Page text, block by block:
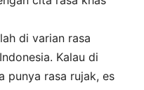
di varian rasa
Kalau di
punya rasa rujak, es